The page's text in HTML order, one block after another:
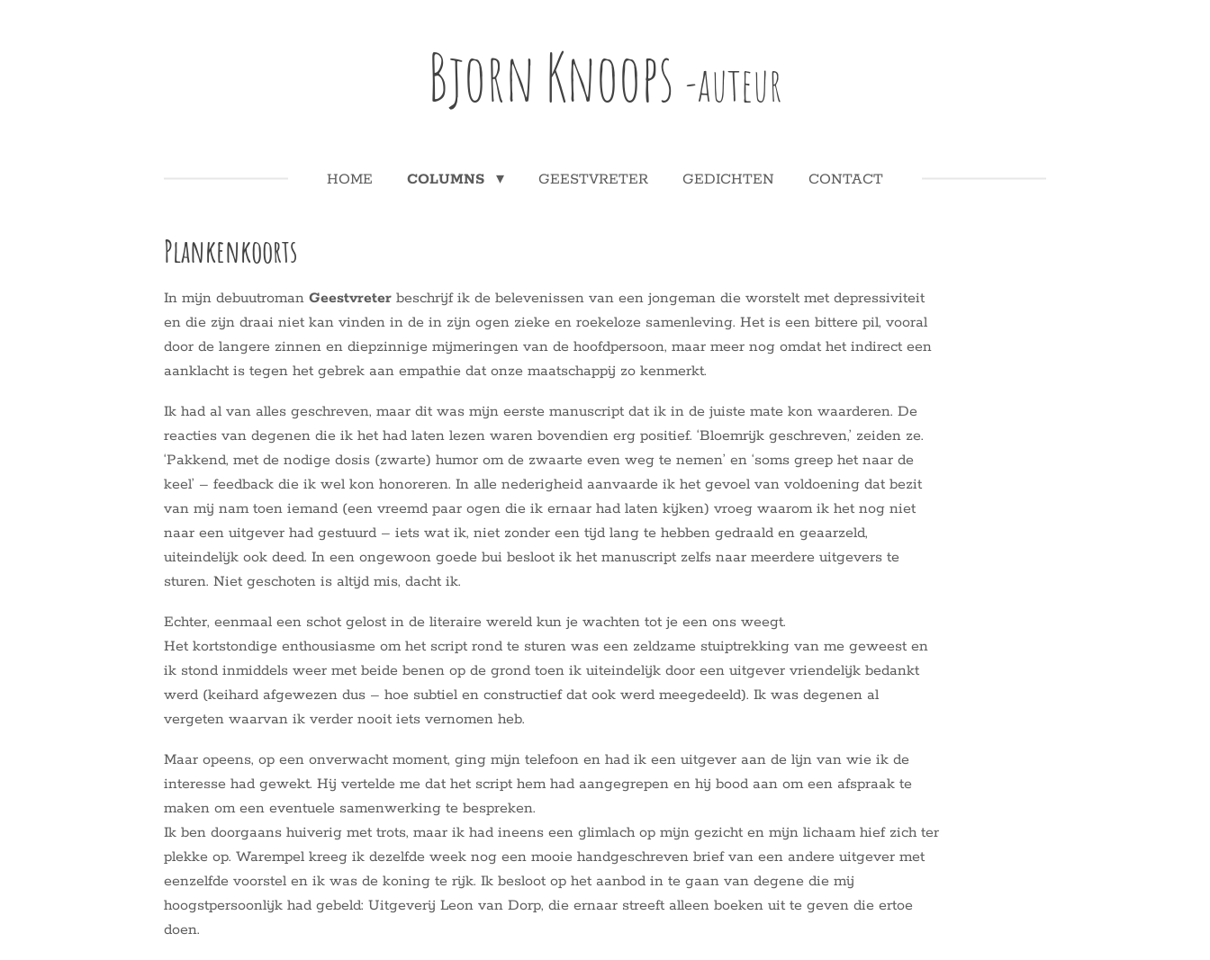
Bjorn Knoops -auteur
HOME COLUMNS GEESTVRETER GEDICHTEN CONTACT
Plankenkoorts
In mijn debuutroman Geestvreter beschrijf ik de belevenissen van een jongeman die worstelt met depressiviteit
en die zijn draai niet kan vinden in de in zijn ogen zieke en roekeloze samenleving. Het is een bittere pil, vooral
door de langere zinnen en diepzinnige mijmeringen van de hoofdpersoon, maar meer nog omdat het indirect een
aanklacht is tegen het gebrek aan empathie dat onze maatschappij zo kenmerkt.
Ik had al van alles geschreven, maar dit was mijn eerste manuscript dat ik in de juiste mate kon waarderen. De
reacties van degenen die ik het had laten lezen waren bovendien erg positief. ‘Bloemrijk geschreven,’ zeiden ze.
‘Pakkend, met de nodige dosis (zwarte) humor om de zwaarte even weg te nemen’ en ‘soms greep het naar de
keel’ – feedback die ik wel kon honoreren. In alle nederigheid aanvaarde ik het gevoel van voldoening dat bezit
van mij nam toen iemand (een vreemd paar ogen die ik ernaar had laten kijken) vroeg waarom ik het nog niet
naar een uitgever had gestuurd – iets wat ik, niet zonder een tijd lang te hebben gedraald en geaarzeld,
uiteindelijk ook deed. In een ongewoon goede bui besloot ik het manuscript zelfs naar meerdere uitgevers te
sturen. Niet geschoten is altijd mis, dacht ik.
Echter, eenmaal een schot gelost in de literaire wereld kun je wachten tot je een ons weegt.
Het kortstondige enthousiasme om het script rond te sturen was een zeldzame stuiptrekking van me geweest en
ik stond inmiddels weer met beide benen op de grond toen ik uiteindelijk door een uitgever vriendelijk bedankt
werd (keihard afgewezen dus – hoe subtiel en constructief dat ook werd meegedeeld). Ik was degenen al
vergeten waarvan ik verder nooit iets vernomen heb.
Maar opeens, op een onverwacht moment, ging mijn telefoon en had ik een uitgever aan de lijn van wie ik de
interesse had gewekt. Hij vertelde me dat het script hem had aangegrepen en hij bood aan om een afspraak te
maken om een eventuele samenwerking te bespreken.
Ik ben doorgaans huiverig met trots, maar ik had ineens een glimlach op mijn gezicht en mijn lichaam hief zich ter
plekke op. Warempel kreeg ik dezelfde week nog een mooie handgeschreven brief van een andere uitgever met
eenzelfde voorstel en ik was de koning te rijk. Ik besloot op het aanbod in te gaan van degene die mij
hoogstpersoonlijk had gebeld: Uitgeverij Leon van Dorp, die ernaar streeft alleen boeken uit te geven die ertoe
doen.